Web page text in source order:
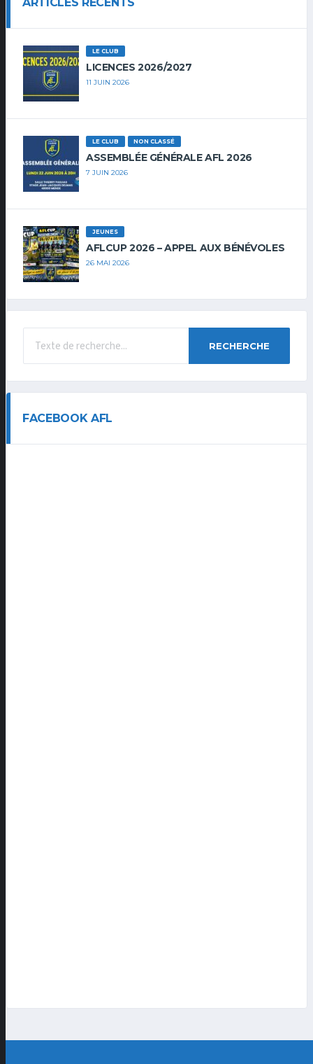
LE CLUB
LICENCES 2026/2027
11 JUIN 2026
LE CLUB NON CLASSÉ
ASSEMBLÉE GÉNÉRALE AFL 2026
7 JUIN 2026
JEUNES
AFLCUP 2026 – APPEL AUX BÉNÉVOLES
26 MAI 2026
RECHERCHE
FACEBOOK AFL